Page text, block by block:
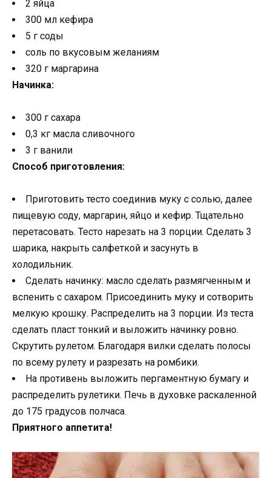
2 яйца
300 мл кефира
5 г соды
соль по вкусовым желаниям
320 г маргарина
Начинка:
300 г сахара
0,3 кг масла сливочного
3 г ванили
Способ приготовления:
Приготовить тесто соединив муку с солью, далее
пищевую соду, маргарин, яйцо и кефир. Тщательно
перетасовать. Тесто нарезать на 3 порции. Сделать 3
шарика, накрыть салфеткой и засунуть в
холодильник.
Сделать начинку: масло сделать размягченным и
вспенить с сахаром. Присоединить муку и сотворить
мелкую крошку. Распределить на 3 порции. Из теста
сделать пласт тонкий и выложить начинку ровно.
Скрутить рулетом. Благодаря вилки сделать полосы
по всему рулету и разрезать на ромбики.
На противень выложить пергаментную бумагу и
распределить рулетики. Печь в духовке раскаленной
до 175 градусов полчаса.
Приятного аппетита!